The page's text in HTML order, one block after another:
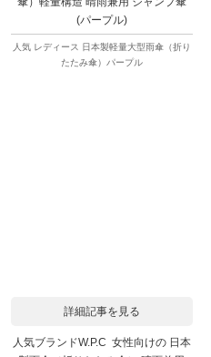
(パープル)
人気 レディース 日本製軽量大型雨傘（折り
たたみ傘）パープル
詳細記事を見る
人気ブランドW.P.C 女性向けの 日本